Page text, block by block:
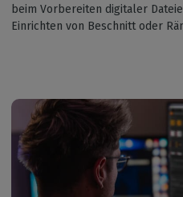
beim Vorbereiten digitaler
Einrichten von Beschnitt oder